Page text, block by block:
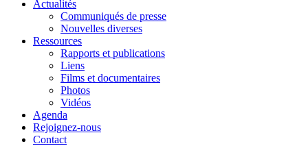
Actualités
Communiqués de presse
Nouvelles diverses
Ressources
Rapports et publications
Liens
Films et documentaires
Photos
Vidéos
Agenda
Rejoignez-nous
Contact